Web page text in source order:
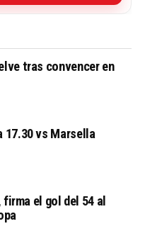
tras convencer en
17.30 vs Marsella
el gol del 54 al